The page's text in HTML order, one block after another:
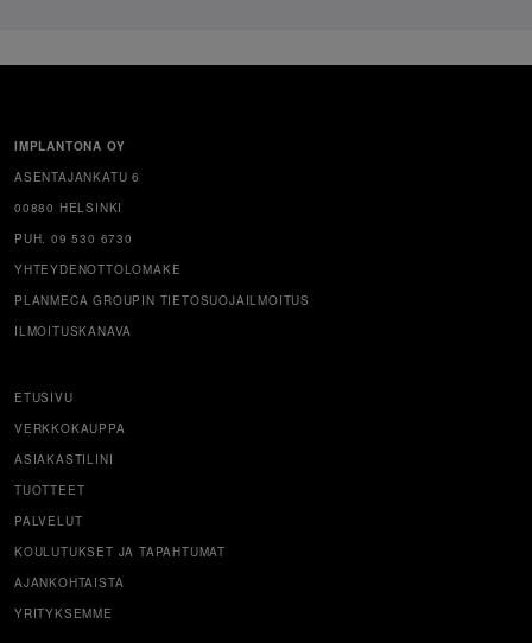
IMPLANTONA OY
ASENTAJANKATU 6
00880 HELSINKI
PUH. 09 530 6730
YHTEYDENOTTOLOMAKE
PLANMECA GROUPIN TIETOSUOJAILMOITUS
ILMOITUSKANAVA
ETUSIVU
VERKKOKAUPPA
ASIAKASTILINI
TUOTTEET
PALVELUT
KOULUTUKSET JA TAPAHTUMAT
AJANKOHTAISTA
YRITYKSEMME